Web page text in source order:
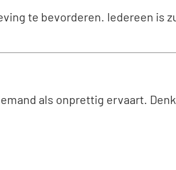
te bevorderen. Iedereen is
als onprettig ervaart. Denk